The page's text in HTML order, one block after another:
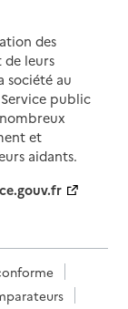
des
de leurs
société au
public
et
aidants.